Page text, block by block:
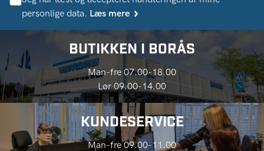
personlige data. Læs mere
BUTIKKEN I BORÅS
Man-fre 07.00-18.00
Lør 09.00-14.00
KUNDESERVICE
Man-fre 09.00-11.00